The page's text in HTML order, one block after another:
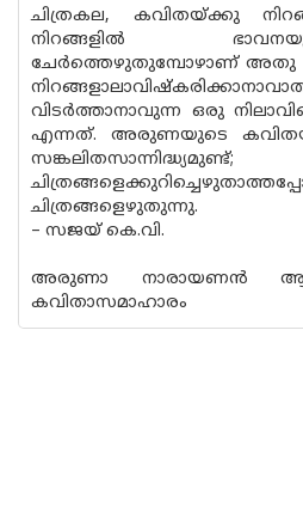
ചിത്രകല, കവിതയ്ക്കു
നിറങ്ങളില്‍
ചേര്‍ത്തെഴുതുമ്പോഴാണ് അതു
വിടര്‍ത്താനാവുന്ന ഒരു
എന്നത്. അരുണയുടെ
സങ്കലിതസാന്നിദ്ധ്യമുണ്ട്;
ചിത്രങ്ങളെഴുതുന്നു.
– സജയ് കെ.വി.
അരുണാ നാരായണന്‍
കവിതാസമാഹാരം